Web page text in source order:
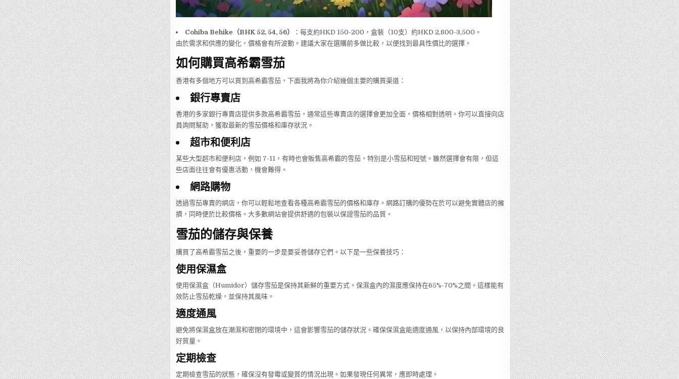
Cohiba Behike（BHK 52, 54, 56）
：每支約HKD 150-200，盒裝（10支）約HKD 2,800-3,500。
由於需求和供應的變化，價格會有所波動。建議大家在選購前多做比較，以便找到最具性價比的選擇。
如何購買高希霸雪茄
香港有多個地方可以買到高希霸雪茄，下面我將為你介紹幾個主要的購買渠道：
銀行專賣店
香港的多家銀行專賣店提供多款高希霸雪茄，通常這些專賣店的選擇會更加全面，價格相對透明。你可以直接向店
員詢問幫助，獲取最新的雪茄價格和庫存狀況。
超市和便利店
某些大型超市和便利店，例如 7-11，有時也會販售高希霸的雪茄，特別是小雪茄和短號。雖然選擇會有限，但這
些店面往往會有優惠活動，機會難得。
網路購物
透過雪茄專賣的網店，你可以輕鬆地查看各種高希霸雪茄的價格和庫存。網路訂購的優勢在於可以避免實體店的擁
擠，同時便於比較價格。大多數網站會提供舒適的包裝以保證雪茄的品質。
雪茄的儲存與保養
購買了高希霸雪茄之後，重要的一步是要妥善儲存它們。以下是一些保養技巧：
使用保濕盒
使用保濕盒（Humidor）儲存雪茄是保持其新鮮的重要方式。保濕盒內的濕度應保持在65%-70%之間。這樣能有
效防止雪茄乾燥，並保持其風味。
適度通風
避免將保濕盒放在潮濕和密閉的環境中，這會影響雪茄的儲存狀況。確保保濕盒能適度通風，以保持內部環境的良
好質量。
定期檢查
定期檢查雪茄的狀態，確保沒有發霉或變質的情況出現。如果發現任何異常，應即時處理。